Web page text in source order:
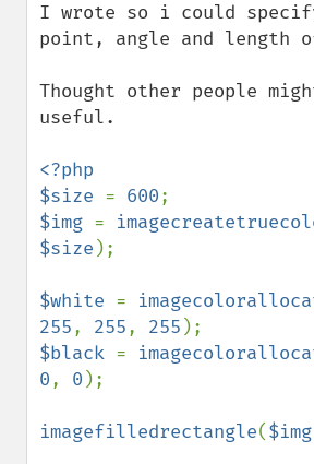
I wrote so i could
point, angle and length
Thought other people
useful.
<?php
$size = 600
$img =
$size );
$white =
255, 255, 255
$black =
0, 0 );
imagefilledrectangle($img